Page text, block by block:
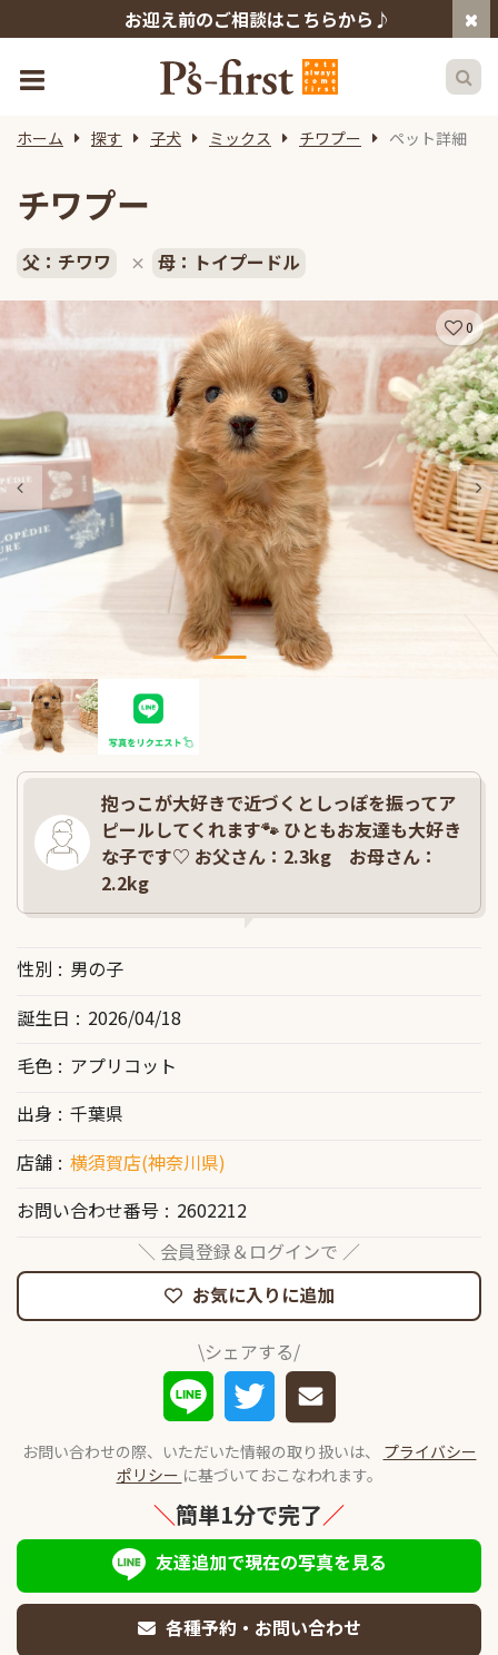
お迎え前のご相談はこちらから♪
ホーム 探す 子犬 ミックス チワプー ペット詳細
チワプー
父：チワワ × 母：トイプードル
0
抱っこが大好きで近づくとしっぽを振ってア
ピールしてくれます🐾 ひともお友達も大好き
な子です♡ お父さん：2.3kg お母さん：
2.2kg
性別
男の子
誕生日
2026/04/18
毛色
アプリコット
出身
千葉県
店舗
横須賀店(神奈川県)
お問い合わせ番号
2602212
＼ 会員登録＆ログインで ／
お気に入りに追加
\シェアする/
お問い合わせの際、いただいた情報の取り扱いは、 プライバシー
ポリシー に基づいておこなわれます。
＼簡単1分で完了／
友達追加で現在の写真を見る
各種予約・お問い合わせ